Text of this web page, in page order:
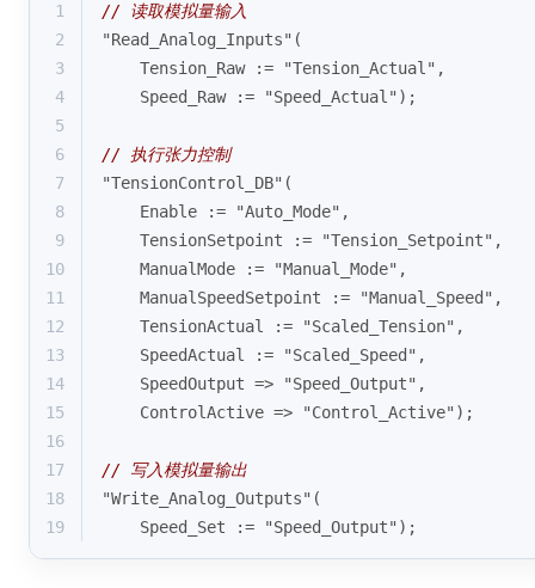
1
// 读取模拟量输入
2
"Read_Analog_Inputs"(
3
    Tension_Raw := "Tension_Actual",
4
    Speed_Raw := "Speed_Actual");
5
6
// 执行张力控制
7
"TensionControl_DB"(
8
    Enable := "Auto_Mode",
9
    TensionSetpoint := "Tension_Setpoint",
10
    ManualMode := "Manual_Mode",
11
    ManualSpeedSetpoint := "Manual_Speed",
12
    TensionActual := "Scaled_Tension",
13
    SpeedActual := "Scaled_Speed",
14
    SpeedOutput => "Speed_Output",
15
    ControlActive => "Control_Active");
16
17
// 写入模拟量输出
18
"Write_Analog_Outputs"(
19
    Speed_Set := "Speed_Output");